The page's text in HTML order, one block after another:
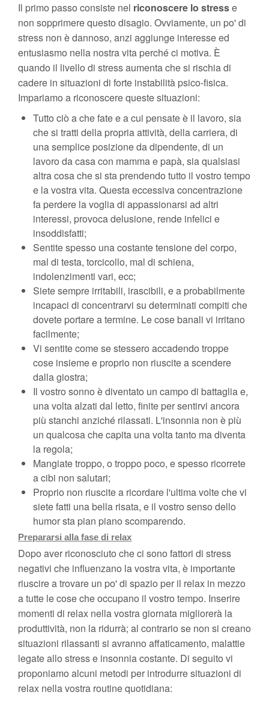
Il primo passo consiste nel riconoscere lo stresse
non sopprimere questo disagio. Ovviamente, un po' di
stress non è dannoso, anzi aggiunge interesse ed
entusiasmo nella nostra vita perché ci motiva. È
quando il livello di stress aumenta che si rischia di
cadere in situazioni di forte instabilità psico-fisica.
Impariamo a riconoscere queste situazioni:
Tutto ciò a che fate e a cui pensate è il lavoro, sia
che si tratti della propria attività, della carriera, di
una semplice posizione da dipendente, di un
lavoro da casa con mamma e papà, sia qualsiasi
altra cosa che si sta prendendo tutto il vostro tempo
e la vostra vita. Questa eccessiva concentrazione
fa perdere la voglia di appassionarsi ad altri
interessi, provoca delusione, rende infelici e
insoddisfatti;
Sentite spesso una costante tensione del corpo,
mal di testa, torcicollo, mal di schiena,
indolenzimenti vari, ecc;
Siete sempre irritabili, irascibili, e a probabilmente
incapaci di concentrarvi su determinati compiti che
dovete portare a termine. Le cose banali vi irritano
facilmente;
Vi sentite come se stessero accadendo troppe
cose insieme e proprio non riuscite a scendere
dalla giostra;
Il vostro sonno è diventato un campo di battaglia e,
una volta alzati dal letto, finite per sentirvi ancora
più stanchi anziché rilassati. L'insonnia non è più
un qualcosa che capita una volta tanto ma diventa
la regola;
Mangiate troppo, o troppo poco, e spesso ricorrete
a cibi non salutari;
Proprio non riuscite a ricordare l'ultima volte che vi
siete fatti una bella risata, e il vostro senso dello
humor sta pian piano scomparendo.
Prepararsi alla fase di relax
Dopo aver riconosciuto che ci sono fattori di stress
negativi che influenzano la vostra vita, è importante
riuscire a trovare un po' di spazio per il relax in mezzo
a tutte le cose che occupano il vostro tempo. Inserire
momenti di relax nella vostra giornata migliorerà la
produttività, non la ridurrà; al contrario se non si creano
situazioni rilassanti si avranno affaticamento, malattie
legate allo stress e insonnia costante. Di seguito vi
proponiamo alcuni metodi per introdurre situazioni di
relax nella vostra routine quotidiana: